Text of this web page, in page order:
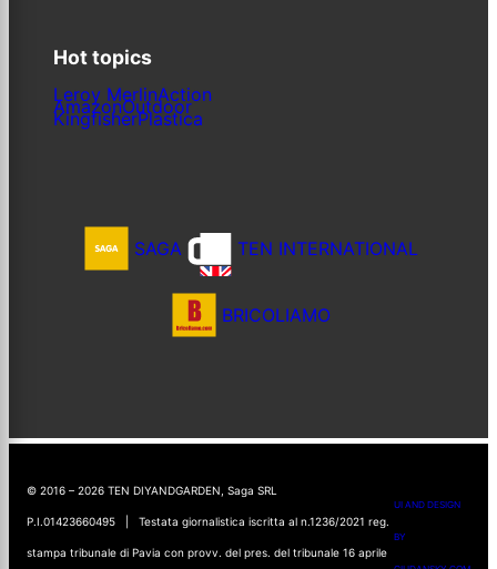
Hot topics
Leroy MerlinAction
AmazonOutdoor
KingfisherPlastica
SAGA TEN INTERNATIONAL
BRICOLIAMO
© 2016 – 2026 TEN DIYANDGARDEN, Saga SRL
P.I.01423660495 | Testata giornalistica iscritta al n.1236/2021 reg.
stampa tribunale di Pavia con provv. del pres. del tribunale 16 aprile
UI AND DESIGN
BY